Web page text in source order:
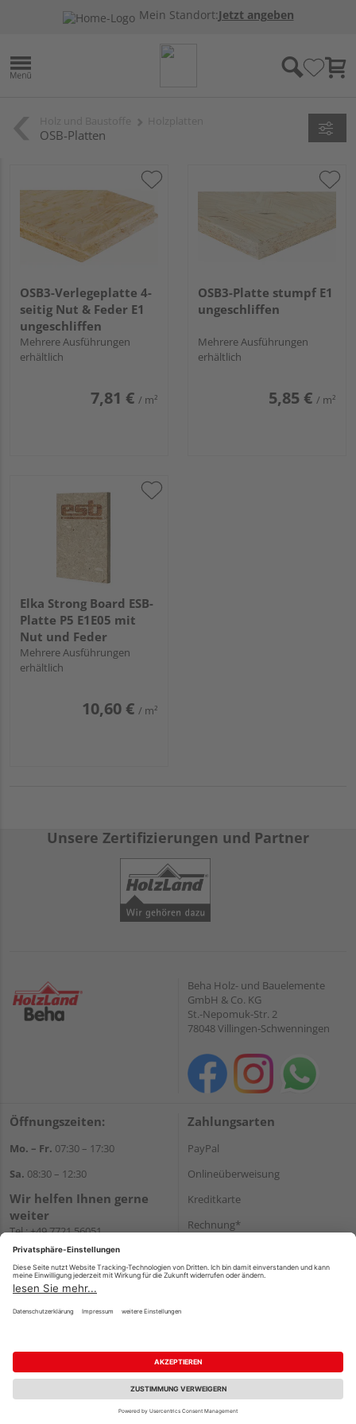
Mein Standort:Jetzt angeben
OSB-Platten
OSB3-Verlegeplatte 4-
seitig Nut & Feder E1
ungeschliffen
Mehrere Ausführungen
erhältlich
7,81 € / m²
OSB3-Platte stumpf E1
ungeschliffen
Mehrere Ausführungen
erhältlich
5,85 € / m²
Elka Strong Board ESB-
Platte P5 E1E05 mit
Nut und Feder
Mehrere Ausführungen
erhältlich
10,60 € / m²
Unsere Zertifizierungen und Partner
Beha Holz- und Bauelemente
GmbH & Co. KG
St.-Nepomuk-Str. 2
78048 Villingen-Schwenningen
Öffnungszeiten:
Mo. – Fr. 07:30 – 17:30
Sa. 08:30 – 12:30
Wir helfen Ihnen gerne
weiter
Tel.:+49 7721 56051
E-Mail:onlineshop@holzland-
WhatsApp
Zahlungsarten
PayPal
Onlineüberweisung
Kreditkarte
Rechnung*
Versand
Impressum AGB Widerruf
Datenschutz
Reservierungsbedingungen
Vertrag widerrufen